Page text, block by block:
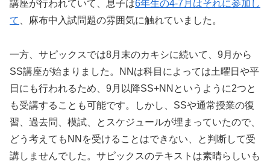
講座が行われていて、息子は6年生の4-7月はそれに参加し
て 、麻布中入試問題の雰囲気に触れていました。
一方、サピックスでは8月末のカキシに続いて、9月から
SS講座が始まりました。NNは科目によっては土曜日や平
日にも行われるため、9月以降SS+NNというように2つと
も受講することも可能です。しかし、SSや通常授業の復
習、過去問、模試、とスケジュールが埋まっていたので、
どう考えてもNNを受けることはできない、と判断して受
講しませんでした。サピックスのテキストは素晴らしいも